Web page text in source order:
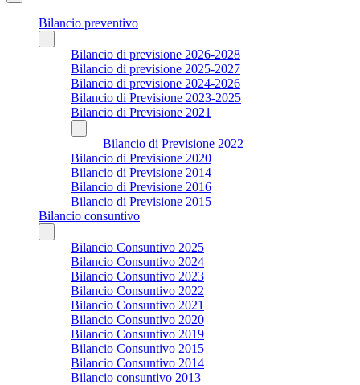
Bilancio preventivo
Bilancio di previsione 2026-2028
Bilancio di previsione 2025-2027
Bilancio di previsione 2024-2026
Bilancio di Previsione 2023-2025
Bilancio di Previsione 2021
Bilancio di Previsione 2022
Bilancio di Previsione 2020
Bilancio di Previsione 2014
Bilancio di Previsione 2016
Bilancio di Previsione 2015
Bilancio consuntivo
Bilancio Consuntivo 2025
Bilancio Consuntivo 2024
Bilancio Consuntivo 2023
Bilancio Consuntivo 2022
Bilancio Consuntivo 2021
Bilancio Consuntivo 2020
Bilancio Consuntivo 2019
Bilancio Consuntivo 2015
Bilancio Consuntivo 2014
Bilancio consuntivo 2013